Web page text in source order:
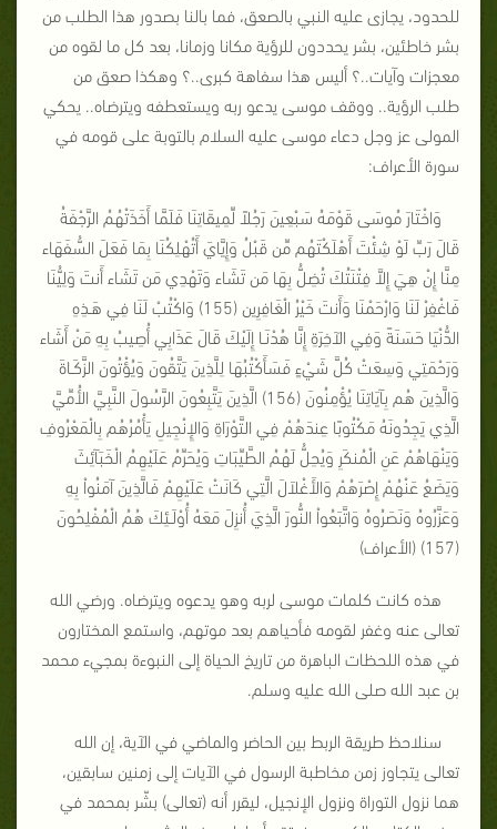
للحدود، يجازى عليه النبي بالصعق، فما بالنا بصدور هذا الطلب من
بشر خاطئين، بشر يحددون للرؤية مكانا وزمانا، بعد كل ما لقوه من
معجزات وآيات..؟ أليس هذا سفاهة كبرى..؟ وهكذا صعق من
طلب الرؤية.. ووقف موسى يدعو ربه ويستعطفه ويترضاه.. يحكي
المولى عز وجل دعاء موسى عليه السلام بالتوبة على قومه في
سورة الأعراف:
وَاخْتَارَ مُوسَى قَوْمَهُ سَبْعِينَ رَجُلاً لِّمِيقَاتِنَا فَلَمَّا أَخَذَتْهُمُ الرَّجْفَةُ
قَالَ رَبِّ لَوْ شِئْتَ أَهْلَكْتَهُم مِّن قَبْلُ وَإِيَّايَ أَتُهْلِكُنَا بِمَا فَعَلَ السُّفَهَاء
مِنَّا إِنْ هِيَ إِلاَّ فِتْنَتُكَ تُضِلُّ بِهَا مَن تَشَاء وَتَهْدِي مَن تَشَاء أَنتَ وَلِيُّنَا
فَاغْفِرْ لَنَا وَارْحَمْنَا وَأَنتَ خَيْرُ الْغَافِرِين (155) وَاكْتُبْ لَنَا فِي هَـذِهِ
الدُّنْيَا حَسَنَةً وَفِي الآخِرَةِ إِنَّا هُدْنَـا إِلَيْكَ قَالَ عَذَابِي أُصِيبُ بِهِ مَنْ أَشَاء
وَرَحْمَتِي وَسِعَتْ كُلَّ شَيْءٍ فَسَأَكْتُبُهَا لِلَّذِينَ يَتَّقُونَ وَيُؤْتُونَ الزَّكَـاةَ
وَالَّذِينَ هُم بِآيَاتِنَا يُؤْمِنُونَ (156) الَّذِينَ يَتَّبِعُونَ الرَّسُولَ النَّبِيَّ الأُمِّيَّ
الَّذِي يَجِدُونَهُ مَكْتُوبًا عِندَهُمْ فِي التَّوْرَاةِ وَالإِنْجِيلِ يَأْمُرُهُم بِالْمَعْرُوفِ
وَيَنْهَاهُمْ عَنِ الْمُنكَرِ وَيُحِلُّ لَهُمُ الطَّيِّبَاتِ وَيُحَرِّمُ عَلَيْهِمُ الْخَبَآئِثَ
وَيَضَعُ عَنْهُمْ إِصْرَهُمْ وَالأَغْلاَلَ الَّتِي كَانَتْ عَلَيْهِمْ فَالَّذِينَ آمَنُواْ بِهِ
وَعَزَّرُوهُ وَنَصَرُوهُ وَاتَّبَعُواْ النُّورَ الَّذِيَ أُنزِلَ مَعَهُ أُوْلَـئِكَ هُمُ الْمُفْلِحُونَ
(157) (الأعراف)
هذه كانت كلمات موسى لربه وهو يدعوه ويترضاه. ورضي الله
تعالى عنه وغفر لقومه فأحياهم بعد موتهم، واستمع المختارون
في هذه اللحظات الباهرة من تاريخ الحياة إلى النبوءة بمجيء محمد
بن عبد الله صلى الله عليه وسلم.
سنلاحظ طريقة الربط بين الحاضر والماضي في الآية، إن الله
تعالى يتجاوز زمن مخاطبة الرسول في الآيات إلى زمنين سابقين،
هما نزول التوراة ونزول الإنجيل، ليقرر أنه (تعالى) بشّر بمحمد في